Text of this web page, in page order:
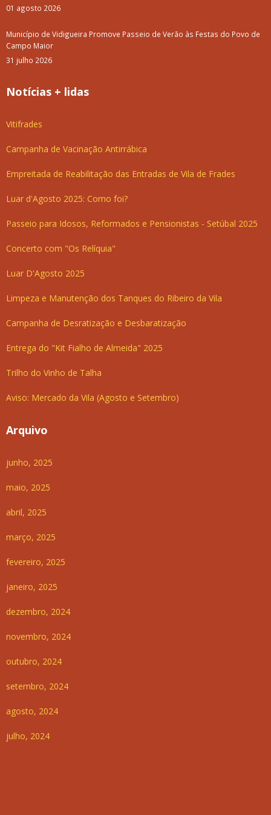
01 agosto 2026
Município de Vidigueira Promove Passeio de Verão às Festas do Povo de
Campo Maior
31 julho 2026
Notícias + lidas
Vitifrades
Campanha de Vacinação Antirrábica
Empreitada de Reabilitação das Entradas de Vila de Frades
Luar d'Agosto 2025: Como foi?
Passeio para Idosos, Reformados e Pensionistas - Setúbal 2025
Concerto com "Os Relíquia"
Luar D'Agosto 2025
Limpeza e Manutenção dos Tanques do Ribeiro da Vila
Campanha de Desratização e Desbaratização
Entrega do "Kit Fialho de Almeida" 2025
Trilho do Vinho de Talha
Aviso: Mercado da Vila (Agosto e Setembro)
Arquivo
junho, 2025
maio, 2025
abril, 2025
março, 2025
fevereiro, 2025
janeiro, 2025
dezembro, 2024
novembro, 2024
outubro, 2024
setembro, 2024
agosto, 2024
julho, 2024